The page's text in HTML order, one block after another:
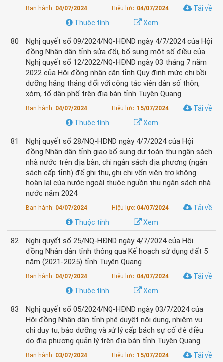
Ban hành: 04/07/2024 Hiệu lực: 04/07/2024
Tải về
Xem
Thuộc tính
80
Nghị quyết số 09/2024/NQ-HĐND ngày 4/7/2024 của Hội
đồng Nhân dân tỉnh sửa đổi, bổ sung một số điều của
Nghị quyết số 12/2022/NQ-HĐND ngày 03 tháng 7 năm
2022 của Hội đồng nhân dân tỉnh Quy định mức chi bồi
dưỡng hằng tháng đối với cộng tác viên dân số thôn,
xóm, tổ dân phố trên địa bàn tỉnh Tuyên Quang
Ban hành: 04/07/2024 Hiệu lực: 15/07/2024
Tải về
Xem
Thuộc tính
81
Nghị quyết số 28/NQ-HĐND ngày 4/7/2024 của Hội
đồng Nhân dân tỉnh giao bổ sung dự toán thu ngân sách
nhà nước trên địa bàn, chi ngân sách địa phương (ngân
sách cấp tỉnh) để ghi thu, ghi chi vốn viện trợ không
hoàn lại của nước ngoài thuộc nguồn thu ngân sách nhà
nước năm 2024
Ban hành: 04/07/2024 Hiệu lực: 04/07/2024
Tải về
Xem
Thuộc tính
82
Nghị quyết số 25/NQ-HĐND ngày 4/7/2024 của Hội
đồng Nhân dân tỉnh thông qua Kế hoạch sử dụng đất 5
năm (2021-2025) tỉnh Tuyên Quang
Ban hành: 04/07/2024 Hiệu lực: 04/07/2024
Tải về
Xem
Thuộc tính
83
Nghị quyết số 05/2024/NQ-HĐND ngày 03/7/2024 của
Hội đồng Nhân dân tỉnh phê duyệt nội dung, nhiệm vụ
chi duy tu, bảo dưỡng và xử lý cấp bách sự cố đê điều
do địa phương quản lý trên địa bàn tỉnh Tuyên Quang
Ban hành: 03/07/2024 Hiệu lực: 15/07/2024 Tải về